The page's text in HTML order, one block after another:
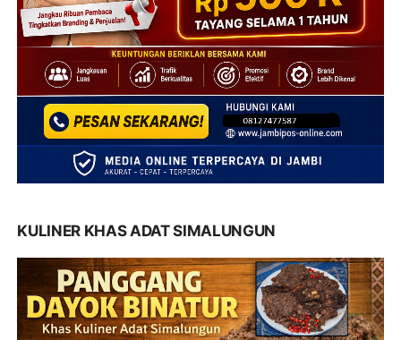
KULINER KHAS ADAT SIMALUNGUN